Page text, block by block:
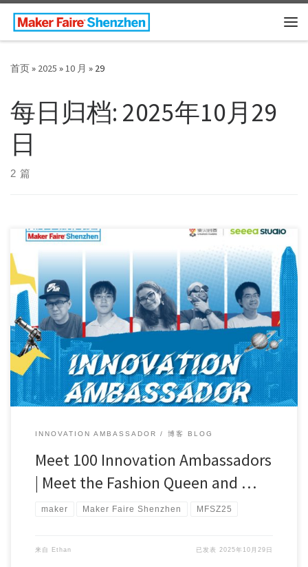
Skip to content
首页» 2025 »10 月 » 29
每日归档: 2025年10月29
日
2 篇
Maker Faire Shenzhen 2025 is counting down! 🎉 Have […]
INNOVATION AMBASSADOR 博客 BLOG
Meet 100 Innovation Ambassadors
| Meet the Fashion Queen and …
maker Maker Faire Shenzhen MFSZ25
来自 Ethan 已发表 2025年10月29日